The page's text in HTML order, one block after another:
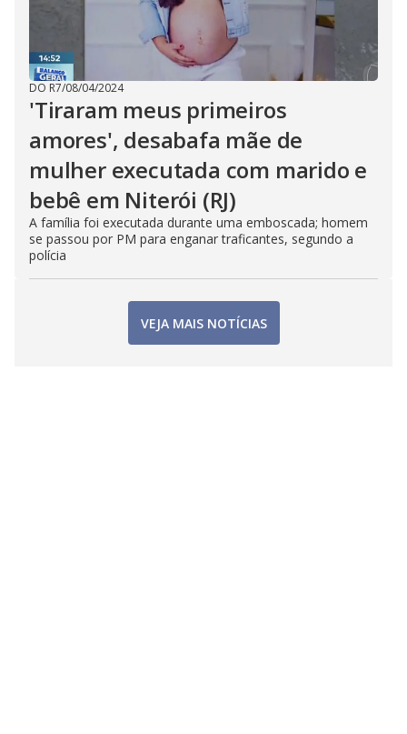
DO R7/08/04/2024
'Tiraram meus primeiros
amores', desabafa mãe de
mulher executada com marido e
bebê em Niterói (RJ)
A família foi executada durante uma emboscada; homem
se passou por PM para enganar traficantes, segundo a
polícia
VEJA MAIS NOTÍCIAS